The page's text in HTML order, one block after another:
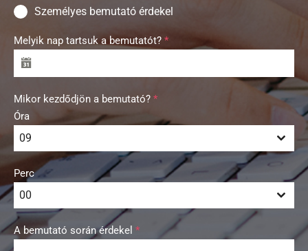
Személyes bemutató érdekel
Melyik nap tartsuk a bemutatót? *
Mikor kezdődjön a bemutató? *
Óra
09
Perc
00
A bemutató során érdekel *